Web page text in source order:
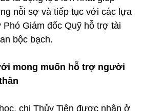
nỗi sợ và tiếp tục với các lựa
Phó Giám đốc Quỹ hỗ trợ tài
bộc bạch.
mong muốn hỗ trợ người
chị Thủy Tiên được nhận ở